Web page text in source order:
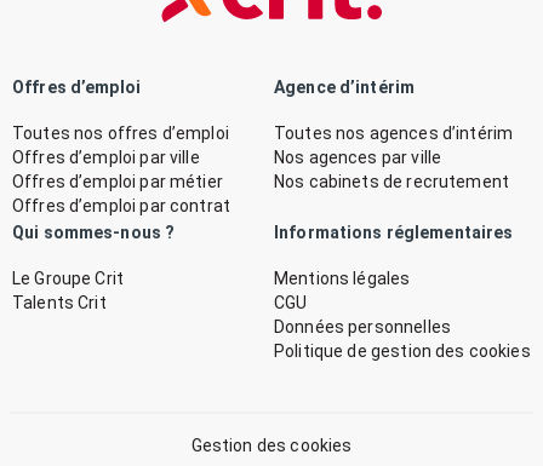
Offres d’emploi
Toutes nos offres d’emploi
Offres d’emploi par ville
Offres d’emploi par métier
Offres d’emploi par contrat
Agence d’intérim
Toutes nos agences d’intérim
Nos agences par ville
Nos cabinets de recrutement
Qui sommes-nous ?
Le Groupe Crit
Talents Crit
Informations réglementaires
Mentions légales
CGU
Données personnelles
Politique de gestion des cookies
Gestion des cookies